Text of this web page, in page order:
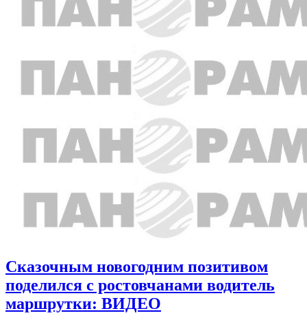
Сказочным новогодним позитивом
поделился с ростовчанами водитель
маршрутки: ВИДЕО